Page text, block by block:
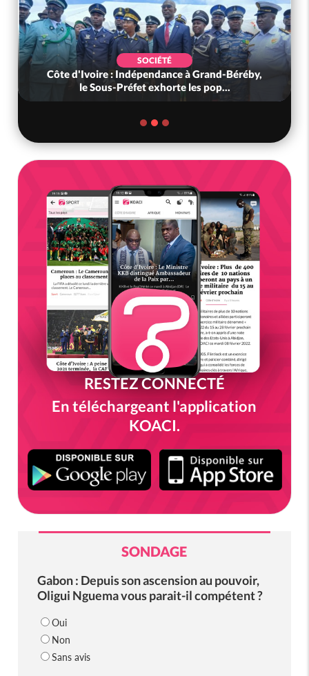
Grand-Béréby,
pop...
SOCIÉTÉ
Côte d'Ivoire : 02 gendarmes
pour saisie significative
RESTEZ CONNECTÉ
En téléchargeant l'application
KOACI.
SONDAGE
Gabon : Depuis son ascension au pouvoir,
Oligui Nguema vous parait-il compétent ?
Oui
Non
Sans avis